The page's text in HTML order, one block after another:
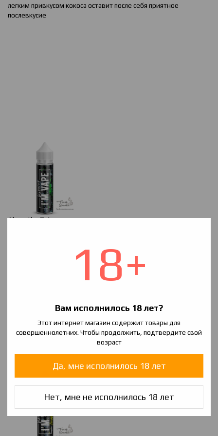
18+
Вам исполнилось 18 лет?
Этот интернет магазин содержит товары для
совершеннолетних. Чтобы продолжить, подтвердите свой
возраст
Да, мне исполнилось 18 лет
Нет, мне не исполнилось 18 лет
легким привкусом кокоса оставит после себя приятное
послевкусие
AbsentheTobacco
Chocolate&OrangeTobacco
Мягкий аромат табака с добавлением десертной нотки. Для
любителей оригинального.